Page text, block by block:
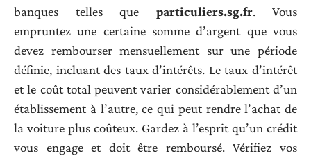
banques telles que particuliers.sg.fr. Vous
empruntez une certaine somme d’argent que vous
devez rembourser mensuellement sur une période
définie, incluant des taux d’intérêts. Le taux d’intérêt
et le coût total peuvent varier considérablement d’un
établissement à l’autre, ce qui peut rendre l’achat de
la voiture plus coûteux. Gardez à l’esprit qu’un crédit
vous engage et doit être remboursé. Vérifiez vos